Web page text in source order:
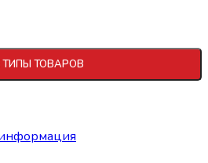
ТИПЫ ТОВАРОВ